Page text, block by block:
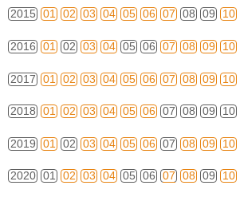
2015 01 02 03 04 05 06 07 08 09 10
2016 01 02 03 04 05 06 07 08 09 10
2017 01 02 03 04 05 06 07 08 09 10
2018 01 02 03 04 05 06 07 08 09 10
2019 01 02 03 04 05 06 07 08 09 10
2020 01 02 03 04 05 06 07 08 09 10